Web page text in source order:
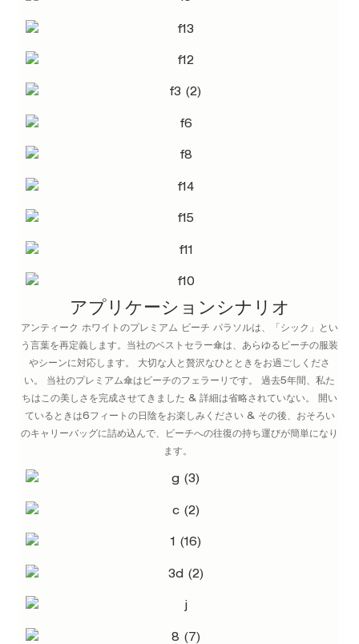
アプリケーションシナリオ
アンティーク ホワイトのプレミアム ビーチ パラソルは、「シック」とい
う言葉を再定義します。当社のベストセラー傘は、あらゆるビーチの服装
やシーンに対応します。 大切な人と贅沢なひとときをお過ごしくださ
い。 当社のプレミアム傘はビーチのフェラーリです。 過去5年間、私た
ちはこの美しさを完成させてきました & 詳細は省略されていない。 開い
ているときは6フィートの日陰をお楽しみください & その後、おそろい
のキャリーバッグに詰め込んで、ビーチへの往復の持ち運びが簡単になり
ます。